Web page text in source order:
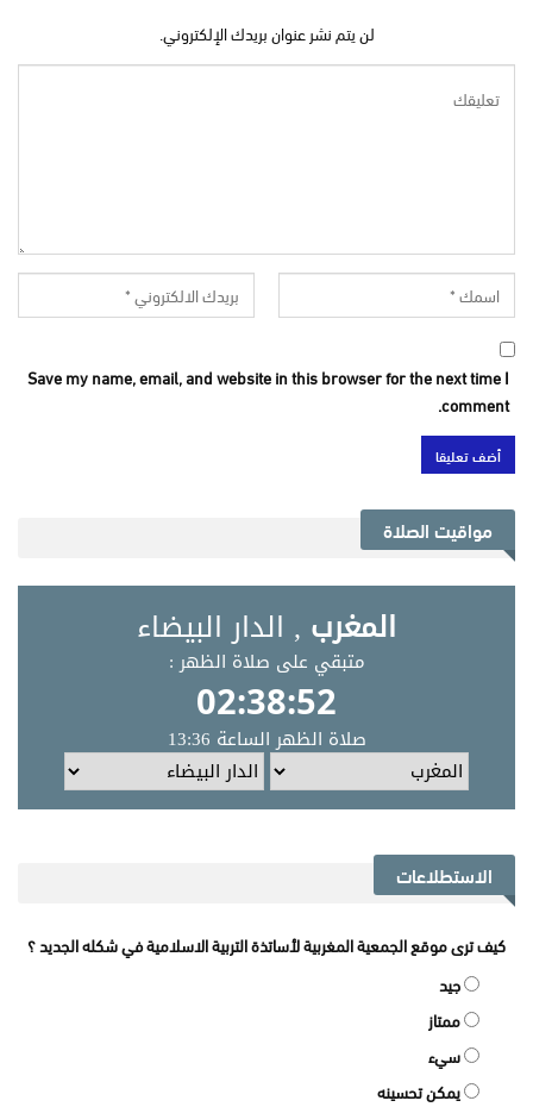
لن يتم نشر عنوان بريدك الإلكتروني.
Save my name, email, and website in this browser for the next time I
comment.
مواقيت الصلاة
الاستطلاعات
كيف ترى موقع الجمعية المغربية لأساتذة التربية الاسلامية في شكله الجديد ؟
جيد
ممتاز
سيء
يمكن تحسينه